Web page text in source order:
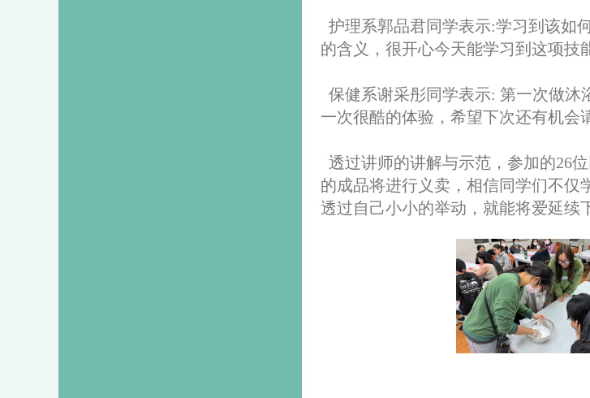
护理系郭品君同学表示:学习到该如
的含义，很开心今天能学习到这项技
保健系谢采彤同学表示: 第一次做沐
一次很酷的体验，希望下次还有机会
透过讲师的讲解与示范，参加的26
的成品将进行义卖，相信同学们不仅
透过自己小小的举动，就能将爱延续